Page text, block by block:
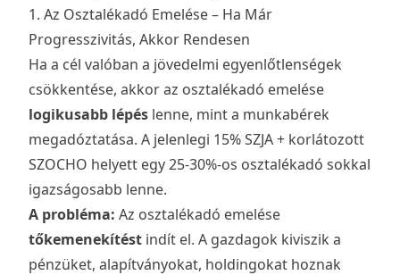
1. Az Osztalékadó Emelése – Ha Már
Progresszivitás, Akkor Rendesen
Ha a cél valóban a jövedelmi egyenlőtlenségek
csökkentése, akkor az osztalékadó emelése
logikusabb lépés lenne, mint a munkabérek
megadóztatása. A jelenlegi 15% SZJA + korlátozott
SZOCHO helyett egy 25-30%-os osztalékadó sokkal
igazságosabb lenne.
A probléma: Az osztalékadó emelése
tőkemenekítést indít el. A gazdagok kiviszik a
pénzüket, alapítványokat, holdingokat hoznak